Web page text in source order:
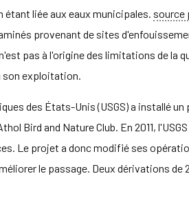
étant liée aux eaux municipales. source
provenant de sites
pas à l'origine des limitations de la
son exploitation.
des États-Unis (USGS) a installé un
Bird and Nature Club. En 2011,
Le projet a donc modifié ses
le passage. Deux dérivations